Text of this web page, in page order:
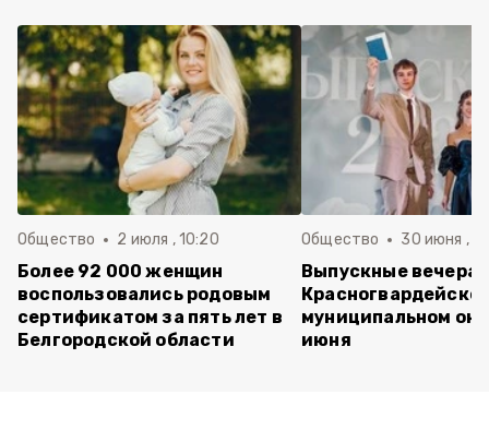
Общество 2 июля , 10:20
Более 92 000 женщин
воспользовались родовым
сертификатом за пять лет в
Белгородской области
Общество 30 июня ,
Выпускные вечера
муниципальном
июня